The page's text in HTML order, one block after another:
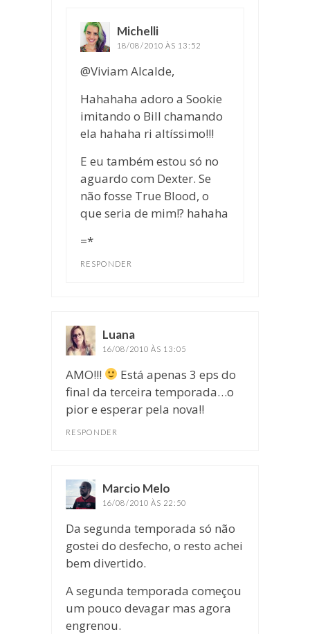
Michelli
18/08/2010 ÀS 13:52
@Viviam Alcalde,
Hahahaha adoro a Sookie
imitando o Bill chamando
ela hahaha ri altíssimo!!!
E eu também estou só no
aguardo com Dexter. Se
não fosse True Blood, o
que seria de mim!? hahaha
=*
RESPONDER
Luana
16/08/2010 ÀS 13:05
AMO!!!
Está apenas 3 eps do
final da terceira temporada…o
pior e esperar pela nova!!
RESPONDER
Marcio Melo
16/08/2010 ÀS 22:50
Da segunda temporada só não
gostei do desfecho, o resto achei
bem divertido.
A segunda temporada começou
um pouco devagar mas agora
engrenou.